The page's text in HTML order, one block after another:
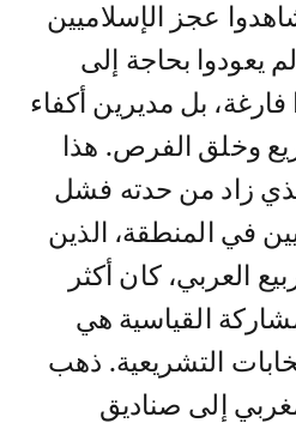
عجز الإسلاميين
يعودوا بحاجة إلى
بل مديرين أكفاء
وخلق الفرص. هذا
زاد من حدته فشل
في المنطقة، الذين
العربي، كان أكثر
القياسية هي
التشريعية. ذهب
إلى صناديق